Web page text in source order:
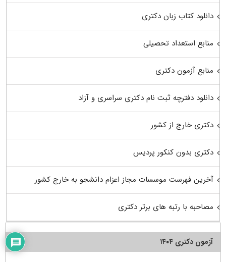
دانلود کتاب زبان دکتری
منابع استعداد تحصیلی
منابع آزمون دکتری
دانلود دفترچه ثبت نام دکتری سراسری و آزاد
دکتری خارج از کشور
دکتری بدون کنکور پردیس
آخرین فهرست موسسات مجاز اعزام دانشجو به خارج کشور
مصاحبه با رتبه های برتر دکتری
آزمون دکتری ۱۴۰۴